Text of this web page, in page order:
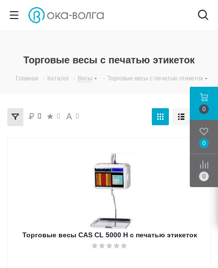
Торговые весы с печатью этикеток
Главная - Каталог - Весы - Торговые весы с печатью этикеток
Торговые весы CAS CL 5000 H с печатью этикеток
0
0
0